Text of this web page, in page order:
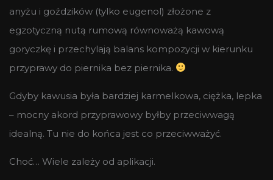
anyżu i goździków (tylko eugenol) złożone z
egzotyczną nutą rumową równoważą kawową
goryczkę i przechylają balans kompozycji w kierunku
przyprawy do piernika bez piernika.
Gdyby kawusia była bardziej karmelkowa, ciężka, lepka
– mocny akord przyprawowy byłby przeciwwagą
idealną. Tu nie do końca jest co przeciwważyć.
Choć… Wiele zależy od aplikacji.